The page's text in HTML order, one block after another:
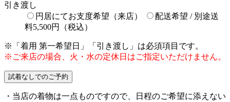
引き渡し
円居にてお支度希望（来店）
配送希望 / 別途送
料5,500円（税込）
※「着用 第一希望日」「引き渡し」は必須項目です。
※ご来店の場合、火・水の定休日はご指定いただけません。
・当店の着物は一点ものですので、日程のご希望に添えない